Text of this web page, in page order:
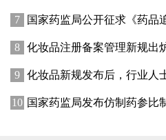
国家药监局公开征求《药品追溯系统基本
化妆品注册备案管理新规出
化妆品新规发布后，行业人
国家药监局发布仿制药参比